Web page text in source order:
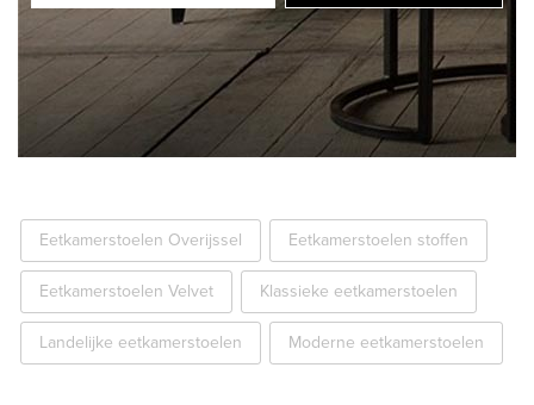
Eetkamerstoelen Overijssel Eetkamerstoelen stoffen
Eetkamerstoelen Velvet Klassieke eetkamerstoelen
Landelijke eetkamerstoelen Moderne eetkamerstoelen